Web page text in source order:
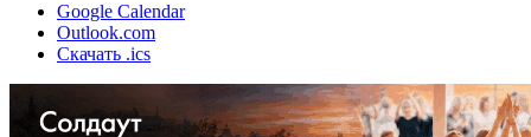
Google Calendar
Outlook.com
Скачать .ics